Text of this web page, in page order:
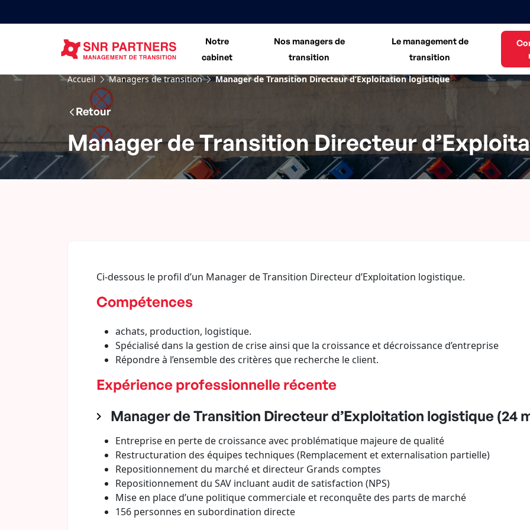
Notre
cabinet
Nos managers de
transition
Le management de
transition
Accueil Managers de transition Manager de Transition Directeur d’Exploitation logistique
Retour
Manager de Transition Directeur
Ci-dessous le profil d’un Manager de Transition Directeur d’Exploitation logistique.
Compétences
achats, production, logistique.
Spécialisé dans la gestion de crise ainsi que la croissance et décroissance d’entreprise
Répondre à l’ensemble des critères que recherche le client.
Expérience professionnelle récente
Manager de Transition Directeur d’Exploitation logistique (24
Entreprise en perte de croissance avec problématique majeure de qualité
Restructuration des équipes techniques (Remplacement et externalisation partielle)
Repositionnement du marché et directeur Grands comptes
Repositionnement du SAV incluant audit de satisfaction (NPS)
Mise en place d’une politique commerciale et reconquête des parts de marché
156 personnes en subordination directe